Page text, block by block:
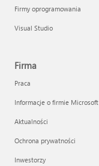
Firmy oprogramowania
Visual Studio
Firma
Praca
Informacje o firmie Microsoft
Aktualności
Ochrona prywatności
Inwestorzy